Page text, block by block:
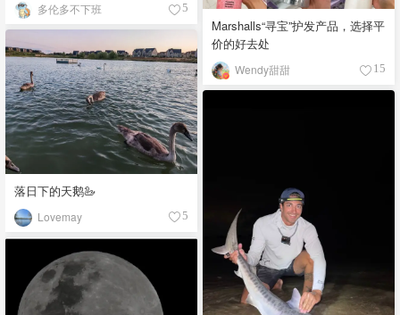
Marshalls“寻宝”护发产品，选择平
价的好去处
Wendy甜甜 15
多伦多不下班 5
落日下的天鹅🦢
Lovemay 5